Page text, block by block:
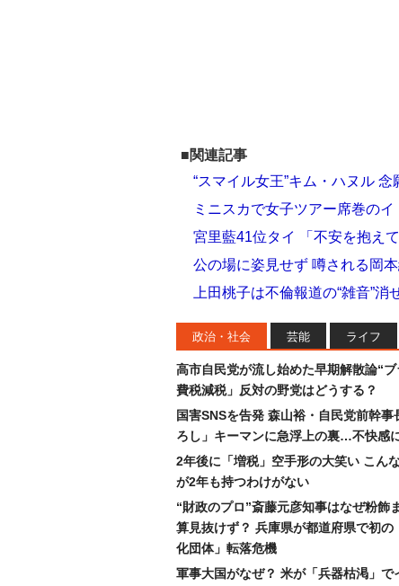
■関連記事
“スマイル女王”キム・ハヌル
ミニスカで女子ツアー席巻の
宮里藍41位タイ 「不安を抱え
公の場に姿見せず 噂される岡
上田桃子は不倫報道の“雑音”
政治・社会 芸能 ライフ
高市自民党が流し始めた早期解散論“
費税減税」反対の野党はどうする？
国害SNSを告発 森山裕・自民党前幹事
ろし」キーマンに急浮上の裏…不快感
2年後に「増税」空手形の大笑い こん
が2年も持つわけがない
“財政のプロ”斎藤元彦知事はなぜ粉飾
算見抜けず？ 兵庫県が都道府県で初の
化団体」転落危機
軍事大国がなぜ？ 米が「兵器枯渇」で